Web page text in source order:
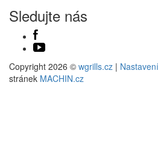
Sledujte nás
Copyright 2026 © wgrills.cz |
stránek MACHIN.cz